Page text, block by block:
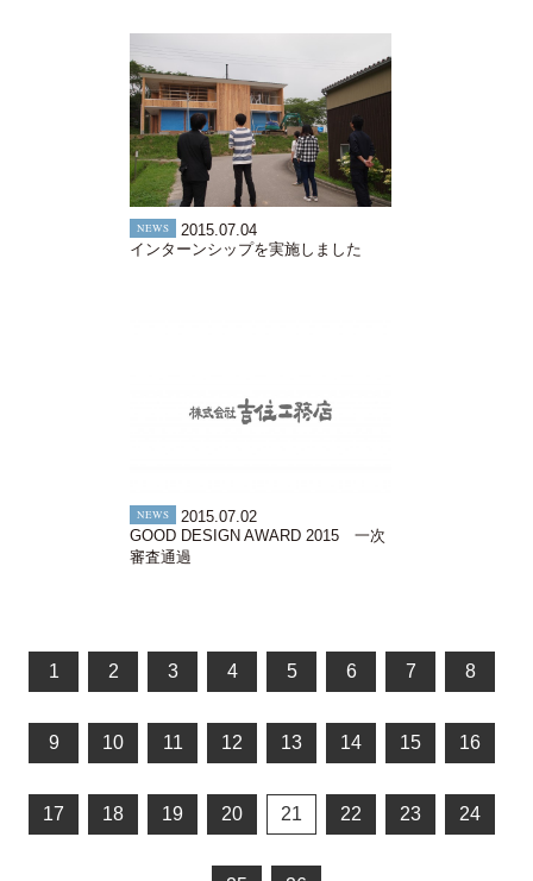
NEWS
2015.07.04
インターンシップを実施しました
NEWS
2015.07.02
GOOD DESIGN AWARD 2015 一次
審査通過
1 2 3 4 5 6 7 8
9 10 11 12 13 14 15 16
17 18 19 20 21 22 23 24